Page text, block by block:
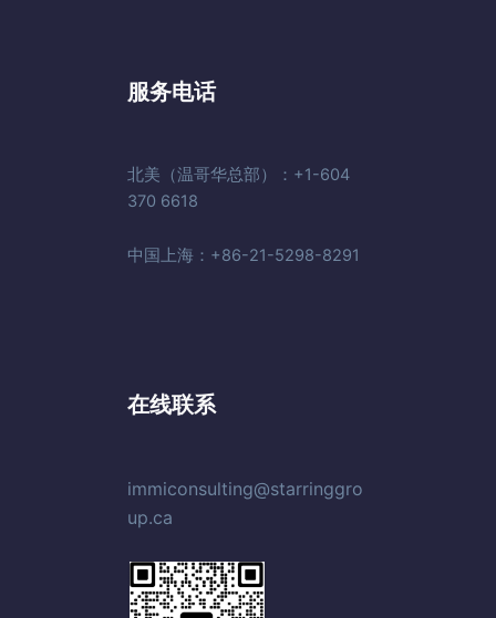
服务电话
北美（温哥华总部）：+1-604
370 6618
中国上海：+86-21-5298-8291
在线联系
immiconsulting@starringgro
up.ca